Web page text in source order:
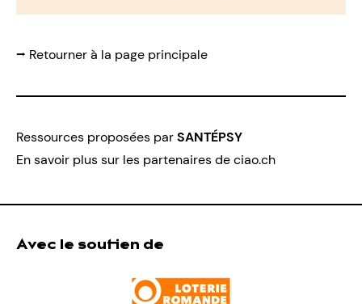
⭢ Retourner à la page principale
Ressources proposées parSANTÉPSY
En savoir plus sur les partenaires de ciao.ch
Avec le soutien de